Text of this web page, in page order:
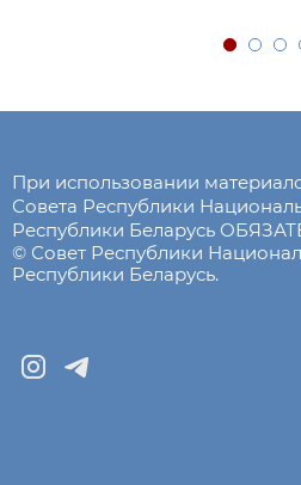
При использовании
Совета Республики
Республики Беларусь
© Совет Республики
Республики Беларусь.